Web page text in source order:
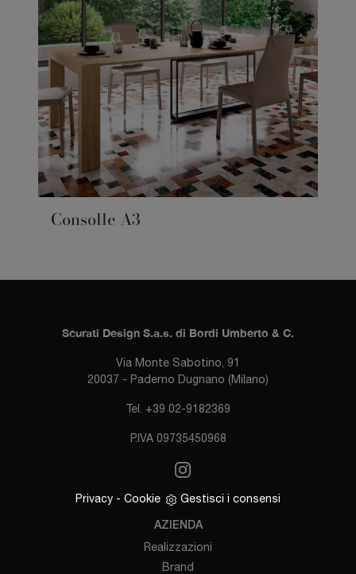
Consolle A3
Scurati Design S.a.s. di Bordi Umberto & C.
Via Monte Sabotino, 91
20037 - Paderno Dugnano (Milano)
Tel. +39 02-9182369
P.IVA 09735450968
Privacy - Cookie Gestisci i consensi
AZIENDA
Realizzazioni
Brand